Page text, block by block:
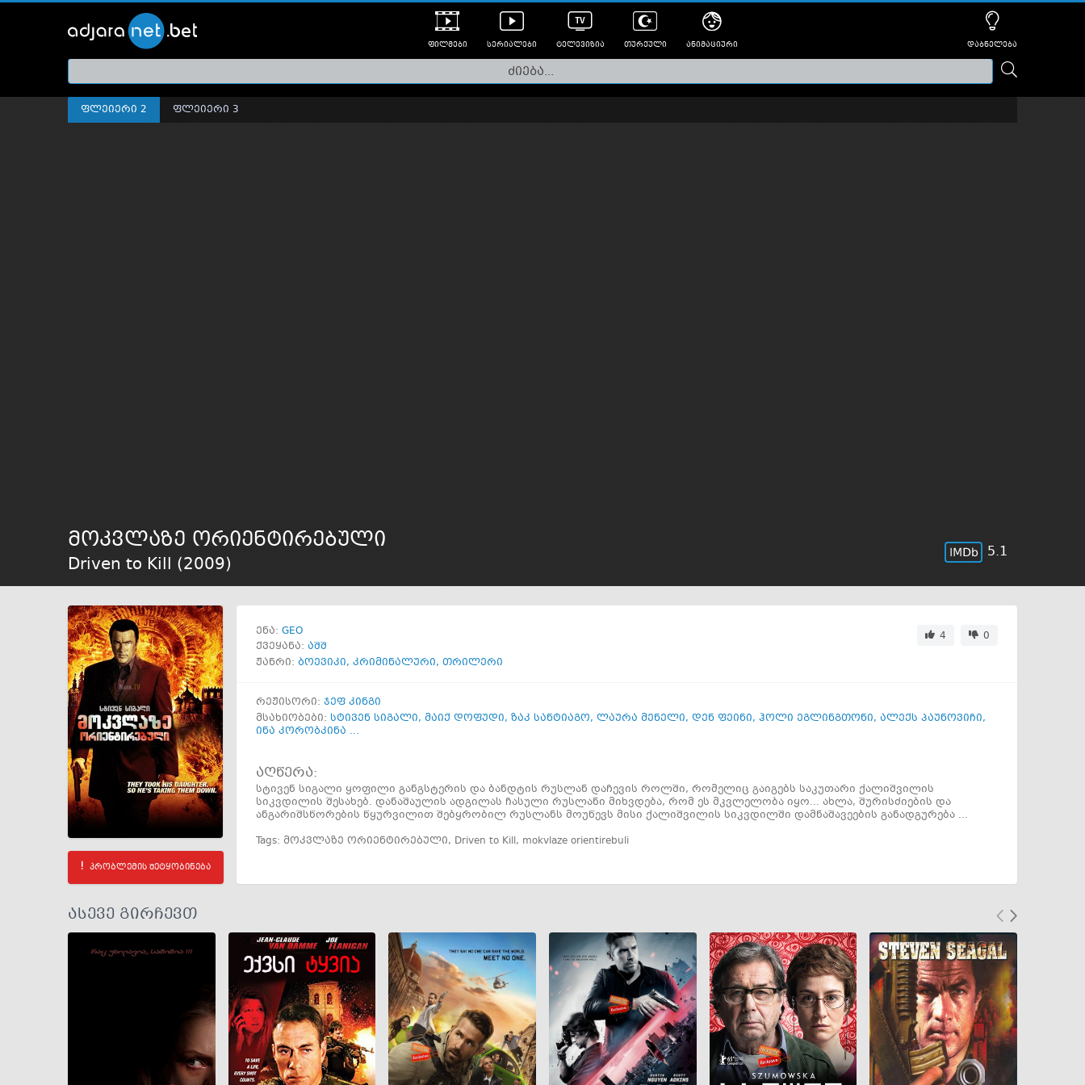
ფილმები
თრეილერები
სერიალები ტელევიზია თურქული ანიმაციური დაბნელება
ფლეიერი 2 ფლეიერი 3
მოკვლაზე ორიენტირებული
Driven to Kill (2009)
5.1
პრობლემის შეტყობინება
ენა: GEO
ქვეყანა: აშშ
4
0
ჟანრი: ბოევიკი, კრიმინალური, თრილერი
რეჟისორი: ჯეფ კინგი
მსახიობები: სტივენ სიგალი, მაიქ დოფუდი, ზაკ სანტიაგო, ლაურა მენელი, დენ ფეინი, ჰოლი ეგლინგთონი, ალექს პაუნოვიჩი,
ინა კორობკინა ...
აღწერა:
სტივენ სიგალი ყოფილი განგსტერის და ბანდტის რუსლან დაჩევის როლში, რომელიც გაიგებს საკუთარი ქალიშვილის
სიკვდილის შესახებ. დანაშაულის ადგილას ჩასული რუსლანი მიხვდება, რომ ეს მკვლელობა იყო... ახლა, შურისძიების და
ანგარიშსწორების წყურვილით შებყრობილ რუსლანს მოუწევს მისი ქალიშვილის სიკვდილში დამნაშავეების განადგურება ...
Tags: მოკვლაზე ორიენტირებული, Driven to Kill, mokvlaze orientirebuli
ასევე გირჩევთ